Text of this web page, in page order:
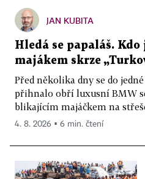
JAN KUBITA
Hledá se papaláš.
majákem skrze
Před několika dny se do
přihnalo obří luxusní BMW
blikajícím majáčkem na
4. 8. 2026 ▪ 6 min. čtení